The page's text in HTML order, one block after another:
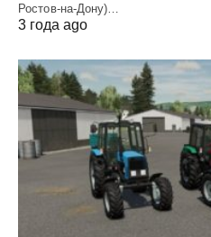
Ростов-на-Дону)…
3 года ago